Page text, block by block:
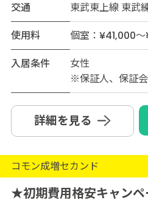
交通
東武東上線 東武
使用料
個室：¥41,000
入居条件
女性
※保証人、保証
詳細を見る
コモン成増セカンド
★初期費用格安キャン